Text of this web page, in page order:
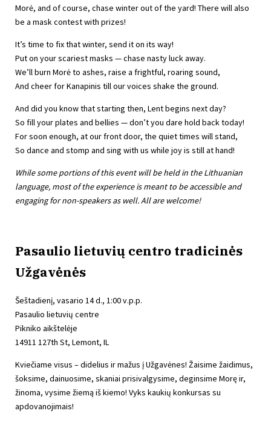
Morė, and of course, chase winter out of the yard! There will also
be a mask contest with prizes!
It’s time to fix that winter, send it on its way!
Put on your scariest masks — chase nasty luck away.
We’ll burn Morė to ashes, raise a frightful, roaring sound,
And cheer for Kanapinis till our voices shake the ground.
And did you know that starting then, Lent begins next day?
So fill your plates and bellies — don’t you dare hold back today!
For soon enough, at our front door, the quiet times will stand,
So dance and stomp and sing with us while joy is still at hand!
While some portions of this event will be held in the Lithuanian
language, most of the experience is meant to be accessible and
engaging for non-speakers as well. All are welcome!
Pasaulio lietuvių centro tradicinės
Užgavėnės
Šeštadienį, vasario 14 d., 1:00 v.p.p.
Pasaulio lietuvių centre
Pikniko aikštelėje
14911 127th St, Lemont, IL
Kviečiame visus – didelius ir mažus į Užgavėnes! Žaisime žaidimus,
šoksime, dainuosime, skaniai prisivalgysime, deginsime Morę ir,
žinoma, vysime žiemą iš kiemo! Vyks kaukių konkursas su
apdovanojimais!